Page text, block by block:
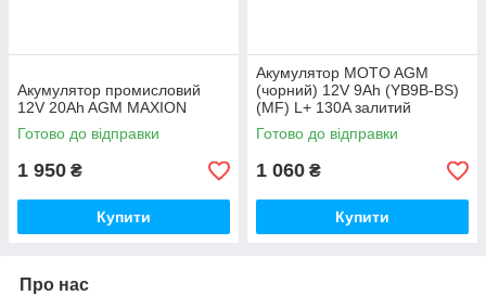
Акумулятор промисловий
12V 20Ah AGM MAXION
Готово до відправки
1 950 ₴
Купити
Акумулятор MOTO AGM
(чорний) 12V 9Ah (YB9B-ВS)
(MF) L+ 130A залитий
Готово до відправки
1 060 ₴
Купити
Про нас